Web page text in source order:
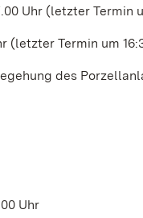
Uhr (letzter Termin
(letzter Termin um
des
Uhr